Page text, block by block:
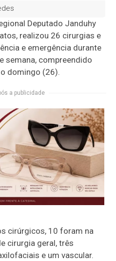
Deputado Janduhy
, realizou 26 cirurgias e
e emergência durante
semana, compreendido
domingo (26).
a publicidade
cirúrgicos, 10 foram na
cirurgia geral, três
e um vascular.